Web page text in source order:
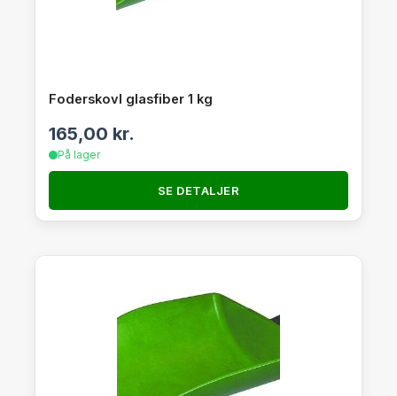
Foderskovl glasfiber 1 kg
165,00 kr.
På lager
SE DETALJER